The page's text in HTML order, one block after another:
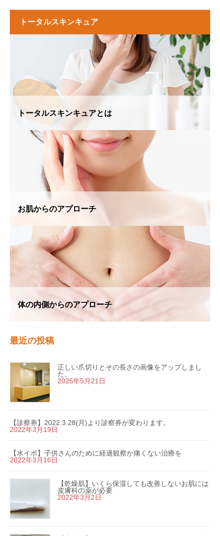
トータルスキンキュア
トータルスキンキュアとは
お肌からのアプローチ
体の内側からのアプローチ
最近の投稿
正しい爪切りとその長さの画像をアップしまし
た。
2025年5月21日
【診察券】2022.3.28(月)より診察券が変わります。
2022年3月19日
【水イボ】子供さんのために経過観察か痛くない治療を
2022年3月16日
【乾燥肌】いくら保湿しても改善しないお肌には
皮膚科の薬が必要
2022年3月2日